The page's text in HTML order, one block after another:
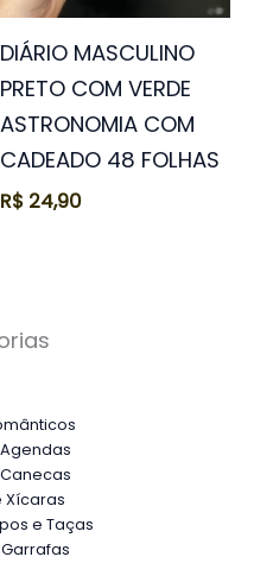
DIÁRIO MASCULINO
PRETO COM VERDE
ASTRONOMIA COM
CADEADO 48 FOLHAS
R$ 24,90
Xícaras
e Taças